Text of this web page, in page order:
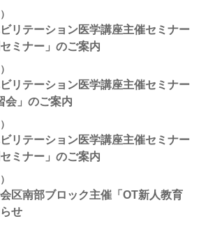
リテーション医学講座主催セミナー
ミナー」のご案内
リテーション医学講座主催セミナー
会」のご案内
リテーション医学講座主催セミナー
ミナー」のご案内
区南部ブロック主催「OT新人教育
せ